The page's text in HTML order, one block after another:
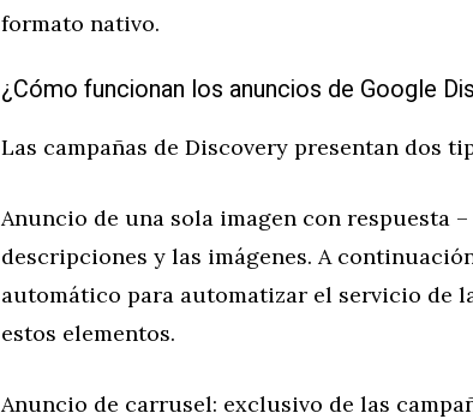
formato nativo.
¿Cómo funcionan los anuncios de Google
Las campañas de Discovery presentan dos
Anuncio de una sola imagen con respuesta
descripciones y las imágenes. A
automático para automatizar el servicio de
estos elementos.
Anuncio de carrusel: exclusivo de las